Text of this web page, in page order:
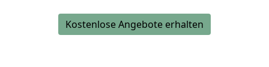
Kostenlose Angebote erhalten